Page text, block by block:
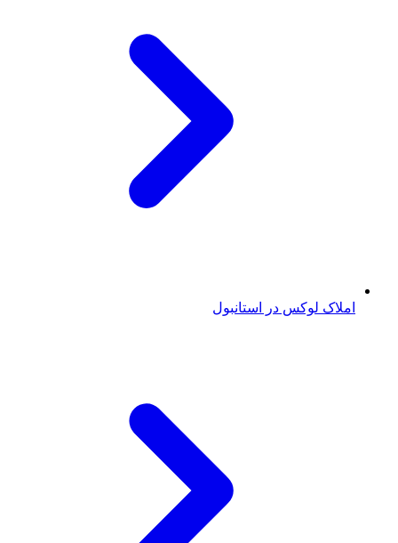
املاک لوکس در استانبول